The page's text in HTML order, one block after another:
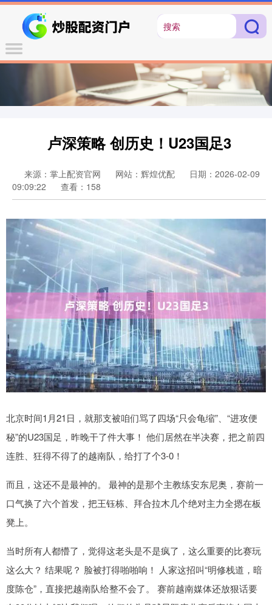
卢深策略 创历史！U23国足3
来源：掌上配资官网 网站：辉煌优配
日期：2026-02-09
09:09:22
查看：158
北京时间1月21日，就那支被咱们骂了四场“只会龟缩”、“进攻便
秘”的U23国足，昨晚干了件大事！ 他们居然在半决赛，把之前四
连胜、狂得不得了的越南队，给打了个3-0！
而且，这还不是最神的。 最神的是那个主教练安东尼奥，赛前一
口气换了六个首发，把王钰栋、拜合拉木几个绝对主力全摁在板
凳上。
当时所有人都懵了，觉得这老头是不是疯了，这么重要的比赛玩
这么大？ 结果呢？ 脸被打得啪啪响！ 人家这招叫“明修栈道，暗
度陈仓”，直接把越南队给整不会了。 赛前越南媒体还放狠话要